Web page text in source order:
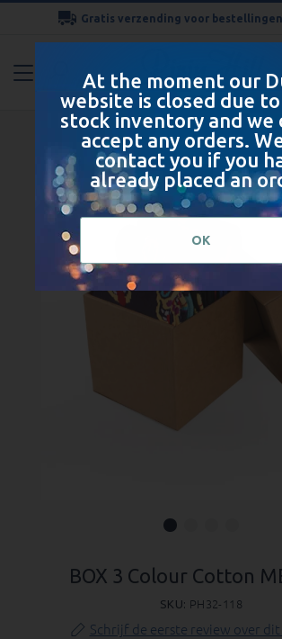
At the moment our
website is closed due
stock inventory and we
accept any orders.
contact you if you
already placed an
OK
Gratis verzending voor bestellingen
de
afbeeldingen-
BOX 3 Colour Cotton
SKU PH32-118
Schrijf de eerste review over